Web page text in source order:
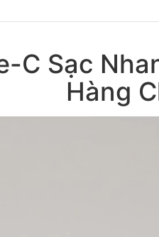
C Sạc
Hàng